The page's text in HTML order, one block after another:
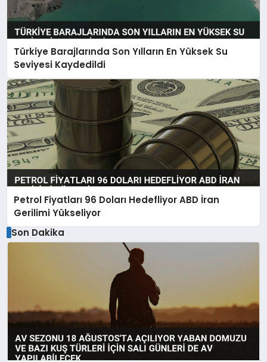
Türkiye Barajlarında Son Yılların En Yüksek Su
Seviyesi Kaydedildi
Petrol Fiyatları 96 Doları Hedefliyor ABD İran
Gerilimi Yükseliyor
Son Dakika